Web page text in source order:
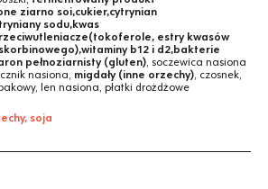
ziarno soi,cukier,cytrynian
sodu,kwas
estry kwasów
b12 i d2,bakterie
pełnoziarnisty (gluten), soczewica nasiona
nasiona, migdały (inne orzechy), czosnek,
len nasiona, płatki drożdżowe
soja